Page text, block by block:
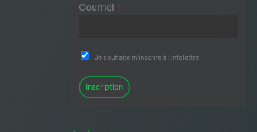
Courriel *
Je souhaite m'inscrire à l'infolettre
Inscription